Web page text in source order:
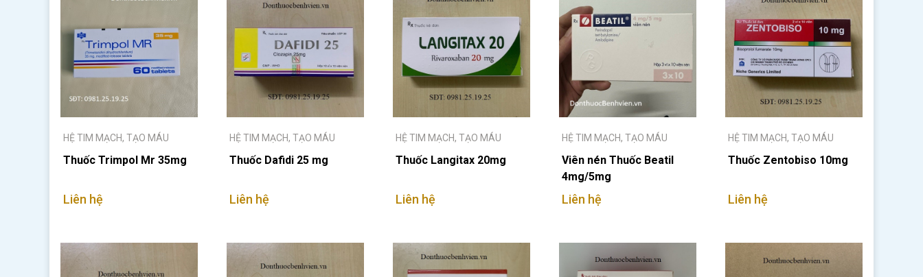
HỆ TIM MẠCH, TẠO MÁU
Thuốc Trimpol Mr 35mg
Liên hệ
HỆ TIM MẠCH, TẠO MÁU
Thuốc Dafidi 25 mg
Liên hệ
HỆ TIM MẠCH, TẠO MÁU
Thuốc Langitax 20mg
Liên hệ
HỆ TIM MẠCH, TẠO MÁU
Viên nén Thuốc Beatil
4mg/5mg
Liên hệ
HỆ TIM MẠCH, TẠO MÁU
Thuốc Zentobiso 10mg
Liên hệ